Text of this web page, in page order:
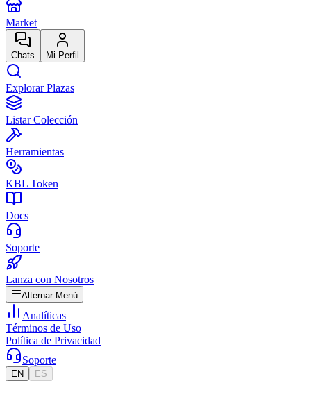
Market
Chats Mi Perfil
Explorar Plazas
Listar Colección
Herramientas
KBL Token
Docs
Soporte
Lanza con Nosotros
Alternar Menú
Analíticas
Términos de Uso
Política de Privacidad
Soporte
EN ES